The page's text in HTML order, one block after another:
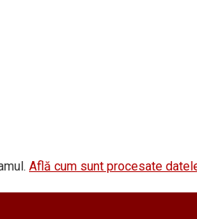
Află cum sunt procesate